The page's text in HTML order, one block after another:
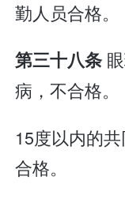
勤人员合格。
第三十八条
病，不合格。
15度以内的
合格。